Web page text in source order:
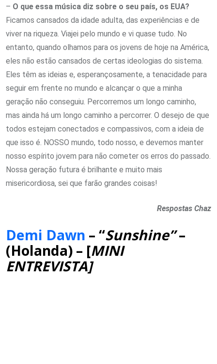
– O que essa música diz sobre o seu país, os EUA?
Ficamos cansados ​​da idade adulta, das experiências e de
viver na riqueza. Viajei pelo mundo e vi quase tudo. No
entanto, quando olhamos para os jovens de hoje na América,
eles não estão cansados ​​de certas ideologias do sistema.
Eles têm as ideias e, esperançosamente, a tenacidade para
seguir em frente no mundo e alcançar o que a minha
geração não conseguiu. Percorremos um longo caminho,
mas ainda há um longo caminho a percorrer. O desejo de que
todos estejam conectados e compassivos, com a ideia de
que isso é. NOSSO mundo, todo nosso, e devemos manter
nosso espírito jovem para não cometer os erros do passado.
Nossa geração futura é brilhante e muito mais
misericordiosa, sei que farão grandes coisas!
Respostas Chaz
Demi Dawn – “Sunshine”–
(Holanda) – [MINI
ENTREVISTA]